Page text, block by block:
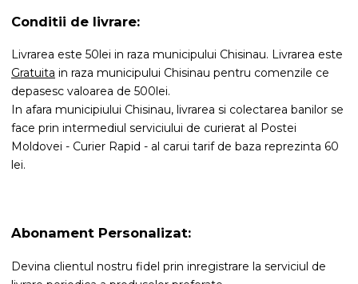
Conditii de livrare:
Livrarea este 50lei in raza municipului Chisinau. Livrarea este
Gratuita in raza municipului Chisinau pentru comenzile ce
depasesc valoarea de 500lei.
In afara municipiului Chisinau, livrarea si colectarea banilor se
face prin intermediul serviciului de curierat al Postei
Moldovei - Curier Rapid - al carui tarif de baza reprezinta 60
lei.
Abonament Personalizat:
Devina clientul nostru fidel prin inregistrare la serviciul de